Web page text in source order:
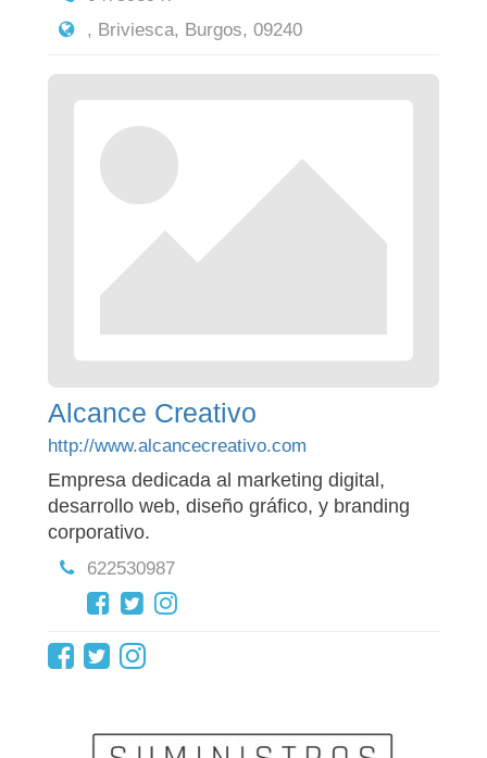
, Briviesca, Burgos, 09240
Alcance Creativo
http://www.alcancecreativo.com
Empresa dedicada al marketing digital,
desarrollo web, diseño gráfico, y branding
corporativo.
622530987